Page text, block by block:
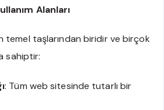
Alanları
temel taşlarından biridir ve birçok
sahiptir:
: Tüm web sitesinde tutarlı bir